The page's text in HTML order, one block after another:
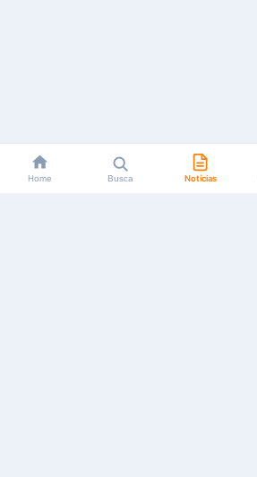
Home Busca Notícias